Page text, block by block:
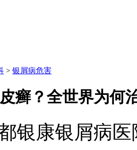
> 银屑病危害
癣？全世界为何
银康银屑病医